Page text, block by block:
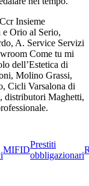
Insieme
e Orio al Serio,
A. Service Servizi
Come tu mi
dell’Estetica di
Molino Grassi,
Cicli Varsalona di
distributori Maghetti,
MIFID
Prestiti
obbligazionari